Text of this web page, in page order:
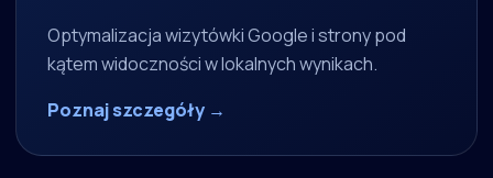
Optymalizacja wizytówki Google i strony pod
kątem widoczności w lokalnych wynikach.
Poznaj szczegóły →